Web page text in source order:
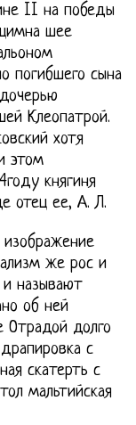
II на победы
шее
погибшего сына
Клеопатрой.
хотя
этом
княгиня
отец ее, А. Л.
же рос и
называют
об ней
Отрадой долго
с
скатерть с
мальтийская